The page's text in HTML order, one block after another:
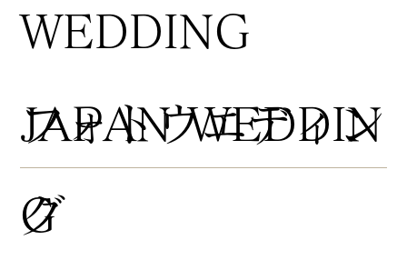
​フォトウエディン
グ
WEDDING
JAPAN WEDDIN
G